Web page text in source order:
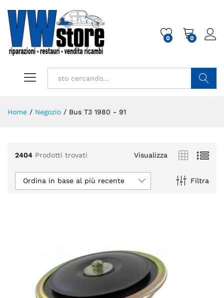
0 0
Home / Negozio / Bus T3 1980 - 91
2404 Prodotti trovati Visualizza
Filtra
Ordina in base al più recente